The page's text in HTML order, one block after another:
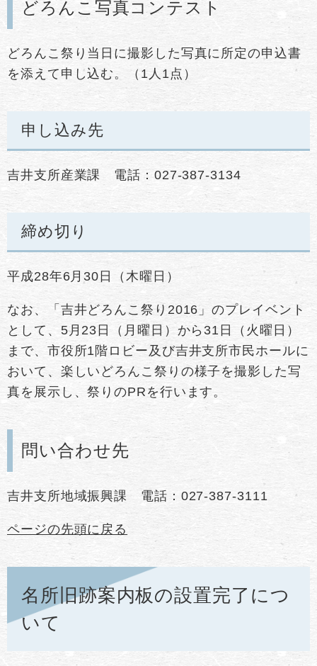
どろんこ写真コンテスト
どろんこ祭り当日に撮影した写真に所定の申込書
を添えて申し込む。（1人1点）
申し込み先
吉井支所産業課 電話：027-387-3134
締め切り
平成28年6月30日（木曜日）
なお、「吉井どろんこ祭り2016」のプレイベント
として、5月23日（月曜日）から31日（火曜日）
まで、市役所1階ロビー及び吉井支所市民ホールに
おいて、楽しいどろんこ祭りの様子を撮影した写
真を展示し、祭りのPRを行います。
問い合わせ先
吉井支所地域振興課 電話：027-387-3111
ページの先頭に戻る
名所旧跡案内板の設置完了につ
いて